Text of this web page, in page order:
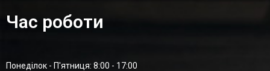
Час роботи
Понеділок - П'ятниця: 8:00 - 17:00